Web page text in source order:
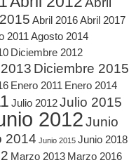
Abril 2016Abril 2017
2011 Agosto 2014
Diciembre 2012
Diciembre 2015
Enero 2011 Enero 2014
Julio 2012Julio 2015
2012Junio
2014 Junio 2015 Junio 2018
Marzo 2013 Marzo 2016